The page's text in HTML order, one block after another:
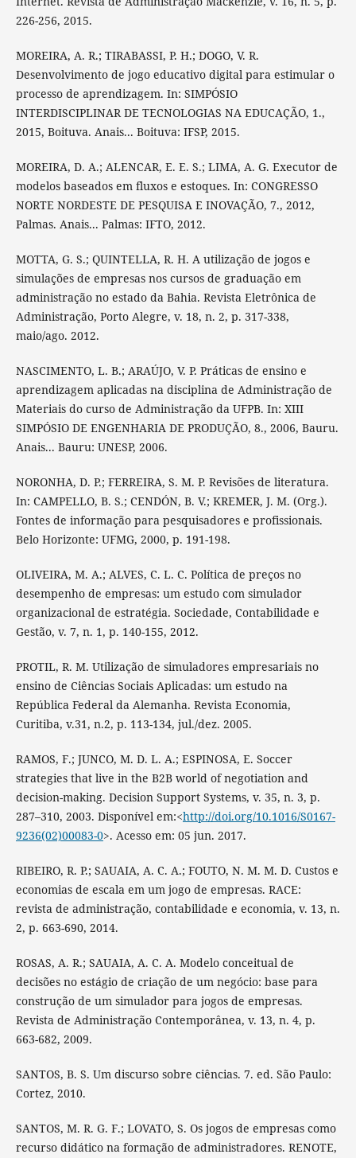
226-256, 2015.
MOREIRA, A. R.; TIRABASSI, P. H.; DOGO, V. R.
Desenvolvimento de jogo educativo digital para estimular o
processo de aprendizagem. In: SIMPÓSIO
INTERDISCIPLINAR DE TECNOLOGIAS NA EDUCAÇÃO, 1.,
2015, Boituva. Anais... Boituva: IFSP, 2015.
MOREIRA, D. A.; ALENCAR, E. E. S.; LIMA, A. G. Executor de
modelos baseados em fluxos e estoques. In: CONGRESSO
NORTE NORDESTE DE PESQUISA E INOVAÇÃO, 7., 2012,
Palmas. Anais... Palmas: IFTO, 2012.
MOTTA, G. S.; QUINTELLA, R. H. A utilização de jogos e
simulações de empresas nos cursos de graduação em
administração no estado da Bahia. Revista Eletrônica de
Administração, Porto Alegre, v. 18, n. 2, p. 317-338,
maio/ago. 2012.
NASCIMENTO, L. B.; ARAÚJO, V. P. Práticas de ensino e
aprendizagem aplicadas na disciplina de Administração de
Materiais do curso de Administração da UFPB. In: XIII
SIMPÓSIO DE ENGENHARIA DE PRODUÇÃO, 8., 2006, Bauru.
Anais... Bauru: UNESP, 2006.
NORONHA, D. P.; FERREIRA, S. M. P. Revisões de literatura.
In: CAMPELLO, B. S.; CENDÓN, B. V.; KREMER, J. M. (Org.).
Fontes de informação para pesquisadores e profissionais.
Belo Horizonte: UFMG, 2000, p. 191-198.
OLIVEIRA, M. A.; ALVES, C. L. C. Política de preços no
desempenho de empresas: um estudo com simulador
organizacional de estratégia. Sociedade, Contabilidade e
Gestão, v. 7, n. 1, p. 140-155, 2012.
PROTIL, R. M. Utilização de simuladores empresariais no
ensino de Ciências Sociais Aplicadas: um estudo na
República Federal da Alemanha. Revista Economia,
Curitiba, v.31, n.2, p. 113-134, jul./dez. 2005.
RAMOS, F.; JUNCO, M. D. L. A.; ESPINOSA, E. Soccer
strategies that live in the B2B world of negotiation and
decision-making. Decision Support Systems, v. 35, n. 3, p.
287–310, 2003. Disponível em:<http://doi.org/10.1016/S0167-
9236(02)00083-0>. Acesso em: 05 jun. 2017.
RIBEIRO, R. P.; SAUAIA, A. C. A.; FOUTO, N. M. M. D. Custos e
economias de escala em um jogo de empresas. RACE:
revista de administração, contabilidade e economia, v. 13, n.
2, p. 663-690, 2014.
ROSAS, A. R.; SAUAIA, A. C. A. Modelo conceitual de
decisões no estágio de criação de um negócio: base para
construção de um simulador para jogos de empresas.
Revista de Administração Contemporânea, v. 13, n. 4, p.
663-682, 2009.
SANTOS, B. S. Um discurso sobre ciências. 7. ed. São Paulo:
Cortez, 2010.
SANTOS, M. R. G. F.; LOVATO, S. Os jogos de empresas como
recurso didático na formação de administradores. RENOTE,